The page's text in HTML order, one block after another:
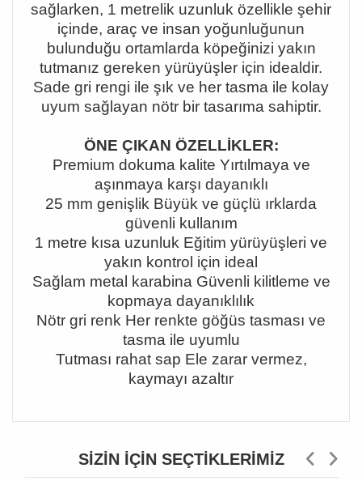
sağlarken, 1 metrelik uzunluk özellikle şehir
içinde, araç ve insan yoğunluğunun
bulunduğu ortamlarda köpeğinizi yakın
tutmanız gereken yürüyüşler için idealdir.
Sade gri rengi ile şık ve her tasma ile kolay
uyum sağlayan nötr bir tasarıma sahiptir.
ÖNE ÇIKAN ÖZELLİKLER:
Premium dokuma kalite Yırtılmaya ve
aşınmaya karşı dayanıklı
25 mm genişlik Büyük ve güçlü ırklarda
güvenli kullanım
1 metre kısa uzunluk Eğitim yürüyüşleri ve
yakın kontrol için ideal
Sağlam metal karabina Güvenli kilitleme ve
kopmaya dayanıklılık
Nötr gri renk Her renkte göğüs tasması ve
tasma ile uyumlu
Tutması rahat sap Ele zarar vermez,
kaymayı azaltır
SIZIN İÇIN SEÇTIKLERIMIZ